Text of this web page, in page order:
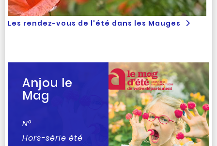
Les rendez-vous de l'été dans les Mauges
Anjou le
Mag
N°
Hors-série été